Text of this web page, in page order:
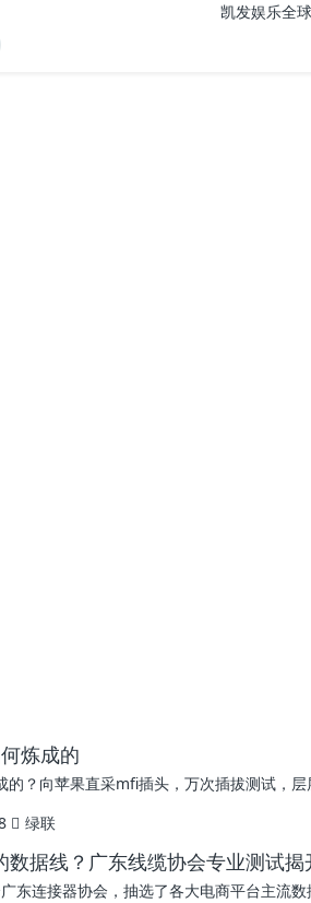
凯发娱乐全
炼成的
的？向苹果直采mfi插头，万次插拔测试，
绿联
据线？广东线缆协会专业测试揭
东连接器协会，抽选了各大电商平台主流